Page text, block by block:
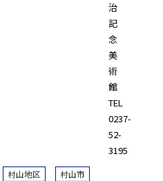
治
記
念
美
術
館
TEL
0237-
52-
3195
村山地区 村山市